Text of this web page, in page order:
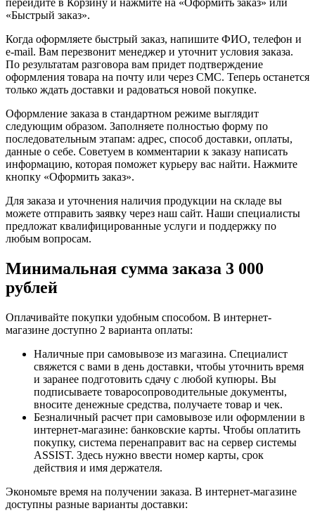
«Быстрый заказ».
Когда оформляете быстрый заказ, напишите ФИО, телефон и
e-mail. Вам перезвонит менеджер и уточнит условия заказа.
По результатам разговора вам придет подтверждение
оформления товара на почту или через СМС. Теперь останется
только ждать доставки и радоваться новой покупке.
Оформление заказа в стандартном режиме выглядит
следующим образом. Заполняете полностью форму по
последовательным этапам: адрес, способ доставки, оплаты,
данные о себе. Советуем в комментарии к заказу написать
информацию, которая поможет курьеру вас найти. Нажмите
кнопку «Оформить заказ».
Для заказа и уточнения наличия продукции на складе вы
можете отправить заявку через наш сайт. Наши специалисты
предложат квалифицированные услуги и поддержку по
любым вопросам.
Минимальная сумма заказа 3 000
рублей
Оплачивайте покупки удобным способом. В интернет-
магазине доступно 2 варианта оплаты:
Наличные при самовывозе из магазина. Специалист
свяжется с вами в день доставки, чтобы уточнить время
и заранее подготовить сдачу с любой купюры. Вы
подписываете товаросопроводительные документы,
вносите денежные средства, получаете товар и чек.
Безналичный расчет при самовывозе или оформлении в
интернет-магазине: банковские карты. Чтобы оплатить
покупку, система перенаправит вас на сервер системы
ASSIST. Здесь нужно ввести номер карты, срок
действия и имя держателя.
Экономьте время на получении заказа. В интернет-магазине
доступны разные варианты доставки: